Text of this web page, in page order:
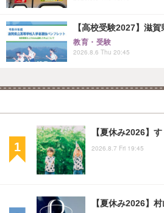
月給28万1,228円～
正社員
マイシェルパジュニア常盤台
正社員